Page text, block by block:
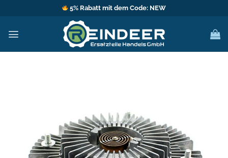
springen
5% Rabatt mit dem Code: NEW